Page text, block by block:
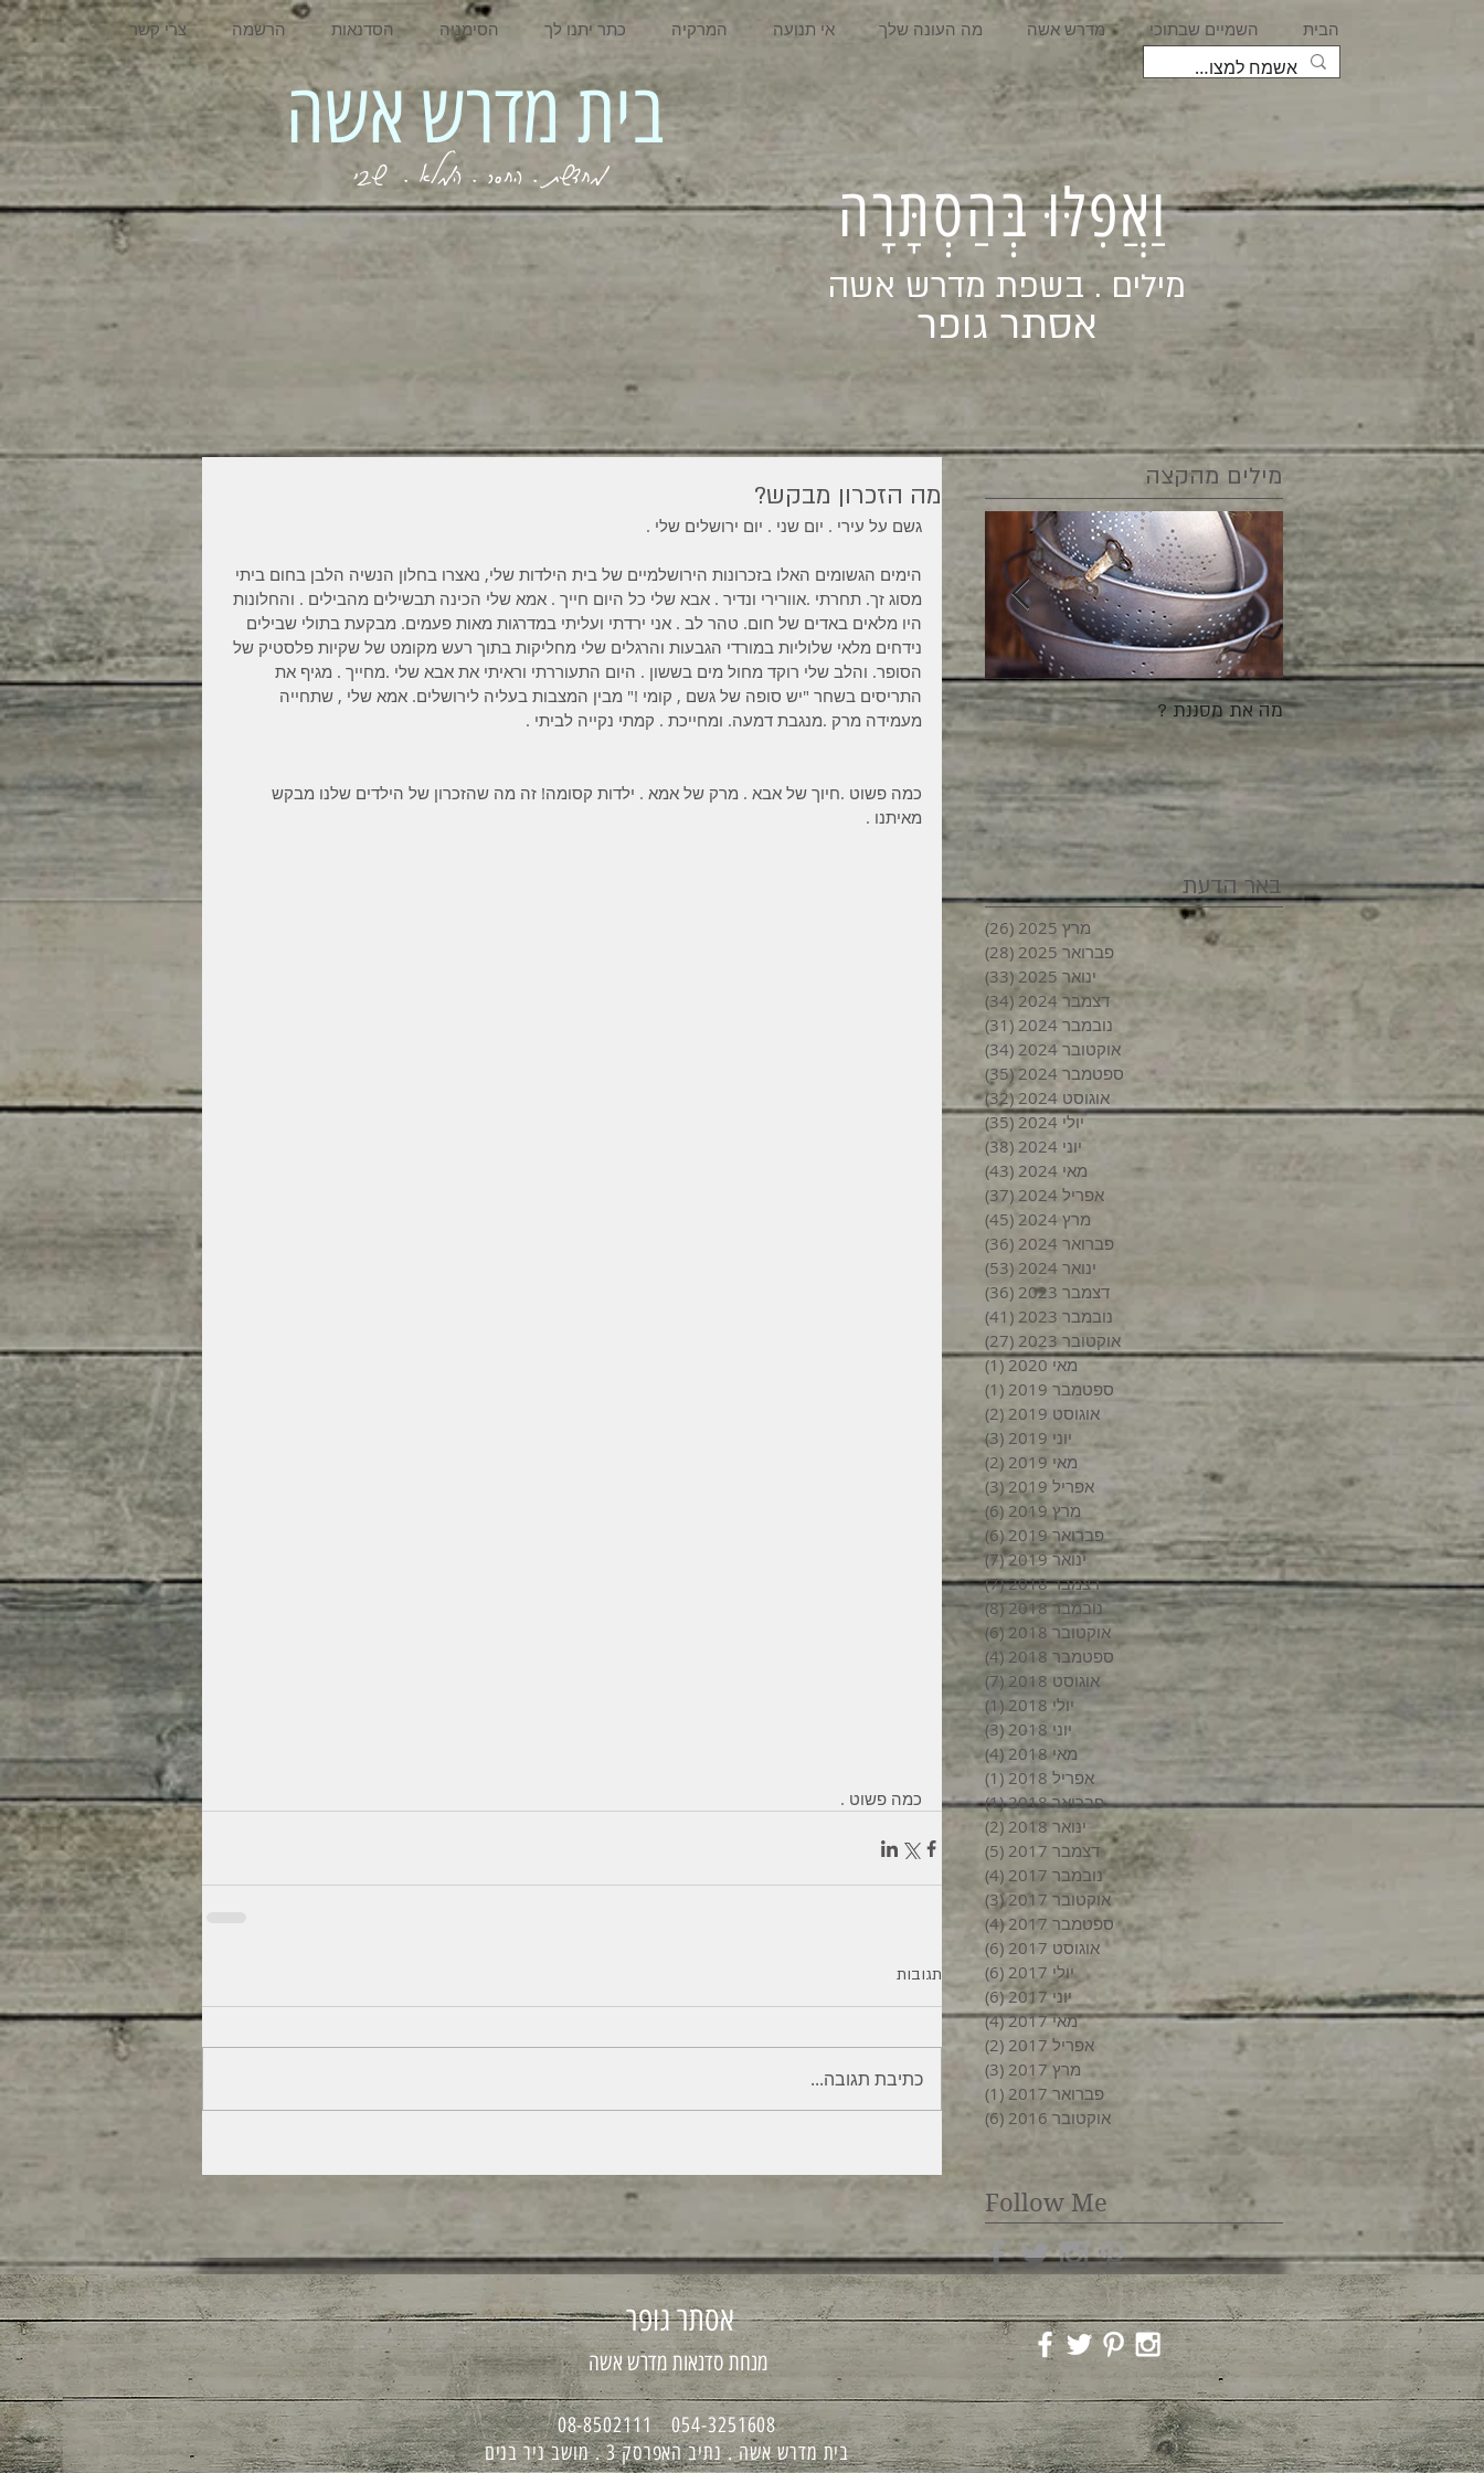
צרי קשר הרשמה הסדנאות הסימניה כתר יתנו לך המרקיה אי תנועה מה העונה שלך מדרש אשה השמיים שבתוכי הבית
מילים . בשפת מדרש אשה
אסתר גופר
וַאֲפִלּוּ בְּהַסְתָּרָה
מה הזכרון מבקש?
גשם על עירי . יום שני . יום ירושלים שלי .
הימים הגשומים האלו בזכרונות הירושלמיים של בית הילדות שלי, נאצרו בחלון הנשיה הלבן בחום ביתי
מסוג זך. תחרתי .אוורירי ונדיר . אבא שלי כל היום חייך . אמא שלי הכינה תבשילים מהבילים . והחלונות
היו מלאים באדים של חום. טהר לב . אני ירדתי ועליתי במדרגות מאות פעמים. מבקעת בתולי שבילים
נידחים מלאי שלוליות במורדי הגבעות והרגלים שלי מחליקות בתוך רעש מקומט של שקיות פלסטיק של
הסופר. והלב שלי רוקד מחול מים בששון . היום התעוררתי וראיתי את אבא שלי .מחייך . מגיף את
התריסים בשחר "יש סופה של גשם , קומי !" מבין המצבות בעליה לירושלים. אמא שלי , שתחייה
מעמידה מרק .מנגבת דמעה. ומחייכת . קמתי נקייה לביתי .
כמה פשוט .חיוך של אבא . מרק של אמא . ילדות קסומה! זה מה שהזכרון של הילדים שלנו מבקש
מאיתנו .
כמה פשוט .
תגובות
כתיבת תגובה...
מילים מהקצה
מה את מסננת ? מילים ליוחנן
באר הדעת
מרץ 2025 (26)
פברואר 2025
(28)
ינואר 2025
(33)
דצמבר 2024
(34)
נובמבר 2024
(31)
31 פוסטים
אוקטובר 2024
(34)
ספטמבר 2024
(35)
35 פוסטים
אוגוסט 2024
(32)
32 פוסטים
יולי 2024
(35)
35 פוסטים
יוני 2024
(38)
מאי 2024
(43)
אפריל 2024
(37)
מרץ 2024
(45)
פברואר 2024
(36)
ינואר 2024
(53)
דצמבר 2023
(36)
נובמבר 2023
(41)
אוקטובר 2023
(27)
מאי 2020
(1)
פוסט 1
ספטמבר 2019
(1)
אוגוסט 2019
(2)
יוני 2019
(3)
3 פוסטים
מאי 2019
(2)
אפריל 2019
(3)
3 פוסטים
מרץ 2019
(6)
6 פוסטים
פברואר 2019
(6)
6 פוסטים
ינואר 2019
(7)
7 פוסטים
דצמבר 2018
(7)
7 פוסטים
נובמבר 2018
(8)
8 פוסטים
אוקטובר 2018
(6)
6 פוסטים
ספטמבר 2018
(4)
אוגוסט 2018
(7)
7 פוסטים
יולי 2018
(1)
פוסט 1
יוני 2018
(3)
מאי 2018
(4)
4 פוסטים
אפריל 2018
(1)
פוסט 1
פברואר 2018
(1)
פוסט 1
ינואר 2018
(2)
2 פוסטים
דצמבר 2017
(5)
נובמבר 2017
(4)
אוקטובר 2017
(3)
3 פוסטים
ספטמבר 2017
(4)
4 פוסטים
אוגוסט 2017
(6)
יולי 2017
(6)
יוני 2017
(6)
מאי 2017
(4)
4 פוסטים
אפריל 2017
(2)
מרץ 2017
(3)
פברואר 2017
(1)
אוקטובר 2016
(6)
Follow Me
מחדשת . החסר . המלא . שבי
בית מדרש אשה
מנחת סדנאות מדרש אשה
אסתר גופר
054-3251608 08-8502111
בית מדרש אשה . נתיב האפרסק 3 . מושב ניר בנים